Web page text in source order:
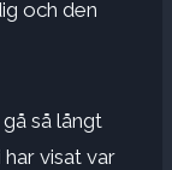
och den
så långt
visat var